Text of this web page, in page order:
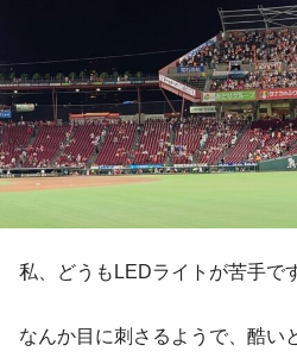
私、どうもLEDライトが苦手で
なんか目に刺さるようで、酷い